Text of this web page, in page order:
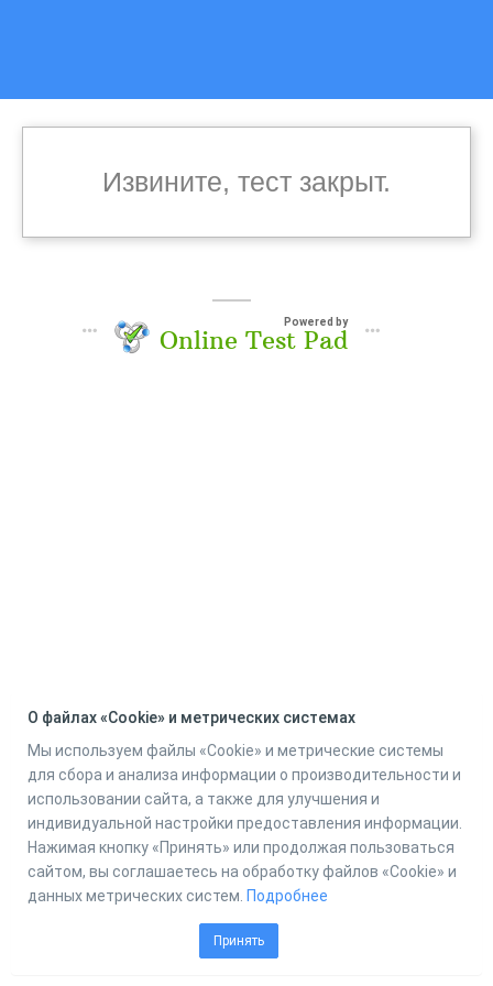
Извините, тест закрыт.
Powered by
Online Test Pad
О файлах «Cookie» и метрических системах
Мы используем файлы «Cookie» и метрические системы
для сбора и анализа информации о производительности и
использовании сайта, а также для улучшения и
индивидуальной настройки предоставления информации.
Нажимая кнопку «Принять» или продолжая пользоваться
сайтом, вы соглашаетесь на обработку файлов «Cookie» и
данных метрических систем. Подробнее
Принять